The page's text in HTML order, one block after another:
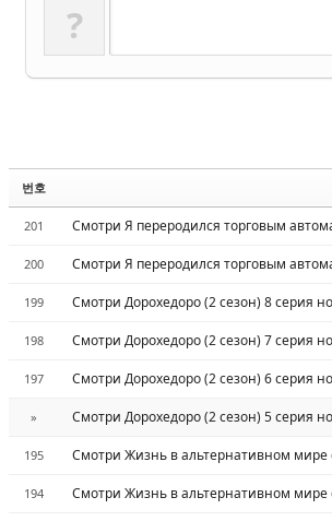
?
번호
201 Смотри Я переродился торговым
200 Смотри Я переродился торговым
199 Смотри Дорохедоро (2 сезон) 8 серия
198 Смотри Дорохедоро (2 сезон) 7 серия
197 Смотри Дорохедоро (2 сезон) 6 серия
» Смотри Дорохедоро (2 сезон) 5 серия
195 Смотри Жизнь в альтернативном мире
194 Смотри Жизнь в альтернативном мире